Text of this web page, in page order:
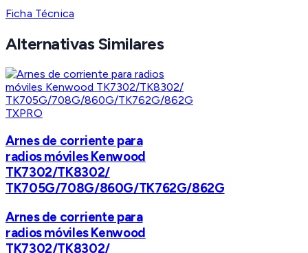
Ficha Técnica
Alternativas Similares
TXPRO
Arnes de corriente para
radios móviles Kenwood
TK7302/TK8302/
TK705G/708G/860G/TK762G/862G
Arnes de corriente para
radios móviles Kenwood
TK7302/TK8302/